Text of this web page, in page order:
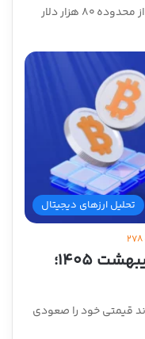
بیت کوین در روند هفتگی موفق نشد تا از محدوده ۸۰ هزار دلار
تحلیل ارزهای دیجیتال
278
تحلیل بیت کوین امروز ۵ اردیبهشت ۱۴۰۵؛
کوین روند قیمتی خود را صعودی